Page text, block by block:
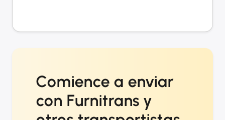
Comience a enviar
con Furnitrans y